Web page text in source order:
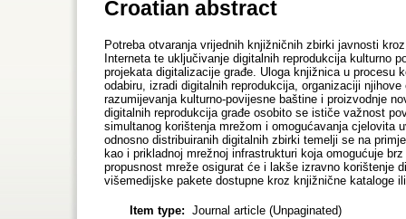
Croatian abstract
Potreba otvaranja vrijednih knjižničnih zbirki javnosti
Interneta te uključivanje digitalnih reprodukcija kulturno
projekata digitalizacije građe. Uloga knjižnica u
odabiru, izradi digitalnih reprodukcija, organizaciji
razumijevanja kulturno-povijesne baštine i proizvodnje
digitalnih reprodukcija građe osobito se ističe važnost
simultanog korištenja mrežom i omogućavanja cjelovita
odnosno distribuiranih digitalnih zbirki temelji se na
kao i prikladnoj mrežnoj infrastrukturi koja omogućuje
propusnost mreže osigurat će i lakše izravno korištenje
višemedijske pakete dostupne kroz knjižnične kataloge
Item type: Journal article (Unpaginated)